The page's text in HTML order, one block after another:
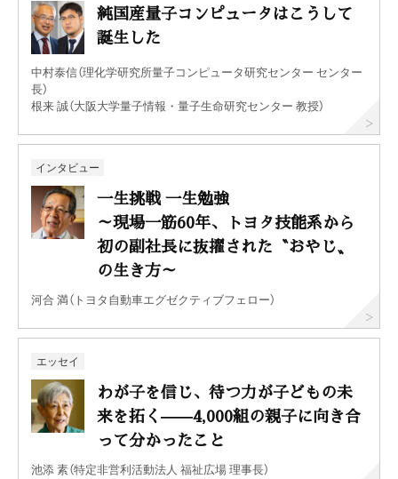
純国産量子コンピュータはこうして
誕生した
中村泰信（理化学研究所量子コンピュータ研究センター センター
長）
根来 誠（大阪大学量子情報・量子生命研究センター 教授）
インタビュー
一生挑戦 一生勉強
～現場一筋60年、トヨタ技能系から
初の副社長に抜擢された〝おやじ〟
の生き方～
河合 満（トヨタ自動車エグゼクティブフェロー）
エッセイ
わが子を信じ、待つ力が子どもの未
来を拓く——4,000組の親子に向き合
って分かったこと
池添 素（特定非営利活動法人 福祉広場 理事長）